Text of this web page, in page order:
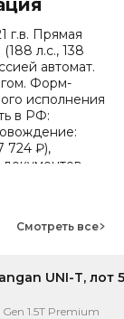
г.в. Прямая
л.с., 138
автомат.
Форм-
исполнения
в РФ:
724 ₽),
и
Смотреть все
1.5T Premium